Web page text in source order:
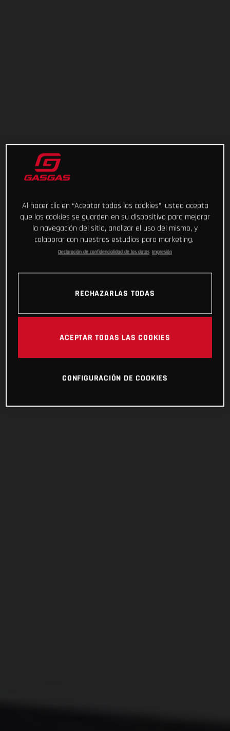
Al hacer clic en “Aceptar todas las cookies”, usted acepta
que las cookies se guarden en su dispositivo para mejorar
la navegación del sitio, analizar el uso del mismo, y
colaborar con nuestros estudios para marketing.
Declaración de confidencialidad de los datos Impresión
RECHAZARLAS TODAS
ACEPTAR TODAS LAS COOKIES
CONFIGURACIÓN DE COOKIES